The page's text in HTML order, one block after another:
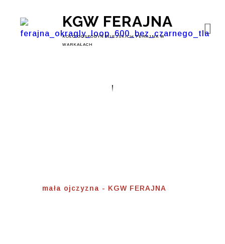
KGW FERAJNA
KOŁO GOSPODYŃ WIEJSKICH FERAJNA W
WARKAŁACH
mała ojczyzna - KGW FERAJNA